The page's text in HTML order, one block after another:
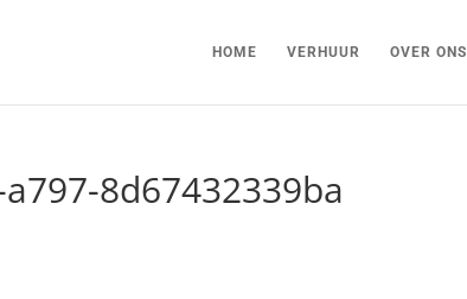
HOME VERHUUR OVER ONS
8d67432339ba